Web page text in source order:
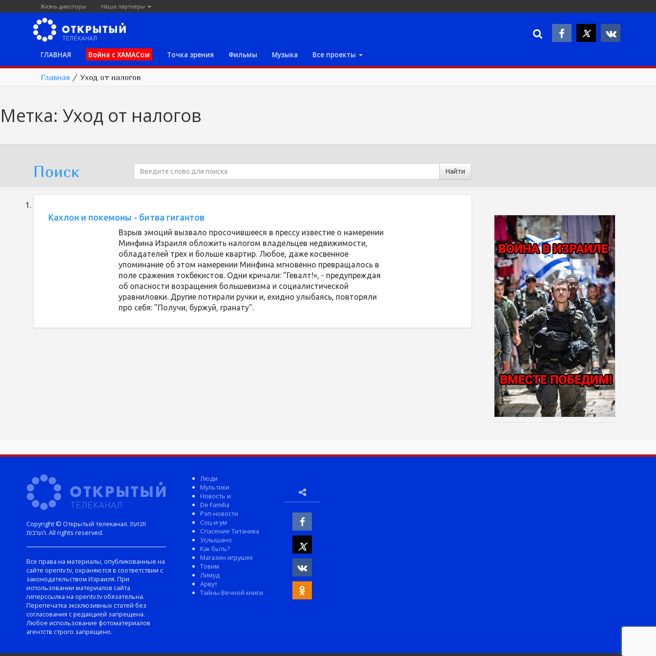
Жизнь диаспоры Наши партнеры
ГЛАВНАЯ Война с ХАМАСом Точка зрения Фильмы Музыка Все проекты
Главная / Уход от налогов
Метка: Уход от налогов
Поиск
Кахлон и покемоны - битва гигантов
Взрыв эмоций вызвало просочившееся в прессу известие о намерении
Минфина Израиля обложить налогом владельцев недвижимости,
обладателей трех и больше квартир. Любое, даже косвенное
упоминание об этом намерении Минфина мгновенно превращалось в
поле сражения токбекистов. Одни кричали: "Гевалт!», - предупреждая
об опасности возращения большевизма и социалистической
уравниловки. Другие потирали ручки и, ехидно улыбаясь, повторяли
про себя: "Получи, буржуй, гранату".
Copyright © Открытый телеканал. תנועת
הערבות. All rights reserved.
Все права на материалы, опубликованные на
сайте opentv.tv, охраняются в соответствии с
законодательством Израиля. При
использовании материалов сайта
гиперссылка на opentv.tv обязательна.
Перепечатка эксклюзивных статей без
согласования с редакцией запрещена.
Любое использование фотоматериалов
агентств строго запрещено.
Люди
Мультики
Новость и
De Familia
Рэп-новости
Соц-и-ум
Спасение Титаника
Услышано
Как быть?
Магазин игрушек
Товим
Лимуд
Арвут
Тайны Вечной книги